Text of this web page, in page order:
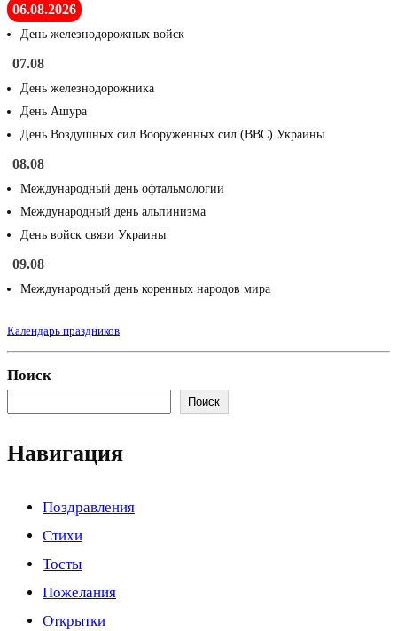
06.08.2026
День железнодорожных войск
07.08
День железнодорожника
День Ашура
День Воздушных сил Вооруженных сил (ВВС) Украины
08.08
Международный день офтальмологии
Международный день альпинизма
День войск связи Украины
09.08
Международный день коренных народов мира
Календарь праздников
Поиск
Поиск
Навигация
Поздравления
Стихи
Тосты
Пожелания
Открытки